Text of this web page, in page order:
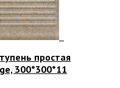
простая
300*300*11